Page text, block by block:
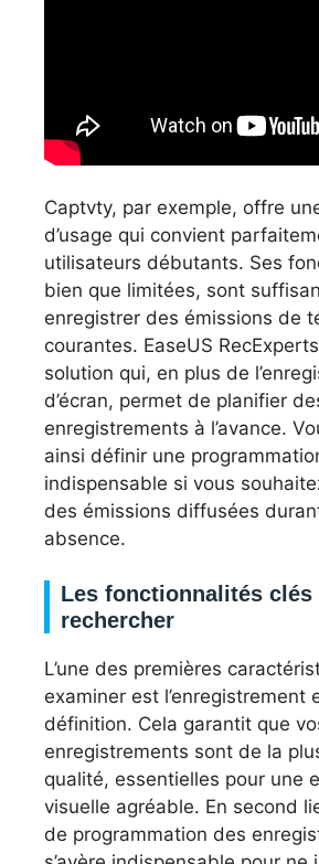
Captvty, par exemple, offre
d’usage qui convient
utilisateurs débutants. Ses
bien que limitées, sont
enregistrer des émissions de
courantes. EaseUS
solution qui, en plus de
d’écran, permet de planifier
enregistrements à l’avance.
ainsi définir une
indispensable si vous
des émissions diffusées
absence.
Les fonctionnalités clés
rechercher
L’une des premières
examiner est l’enregistrement
définition. Cela garantit que
enregistrements sont de la
qualité, essentielles pour une
visuelle agréable. En second
de programmation des